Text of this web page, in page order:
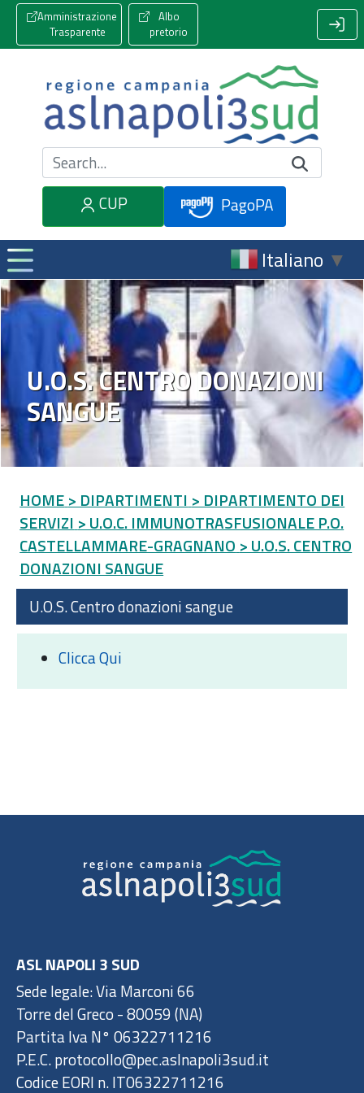
Amministrazione
Trasparente
Albo
pretorio
Cerca nel sito
CUP
PagoPA
Italiano ▼
U.O.S. CENTRO DONAZIONI
SANGUE
HOME > DIPARTIMENTI > DIPARTIMENTO DEI
SERVIZI > U.O.C. IMMUNOTRASFUSIONALE P.O.
CASTELLAMMARE-GRAGNANO > U.O.S. CENTRO
DONAZIONI SANGUE
U.O.S. Centro donazioni sangue
Clicca Qui
ASL NAPOLI 3 SUD
Sede legale: Via Marconi 66
Torre del Greco - 80059 (NA)
Partita Iva N° 06322711216
P.E.C. protocollo@pec.aslnapoli3sud.it
Codice EORI n. IT06322711216